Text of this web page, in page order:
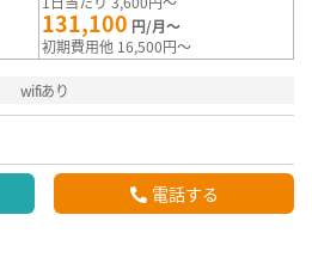
131,100 円/月～
初期費用他 16,500円～
wifiあり
電話する